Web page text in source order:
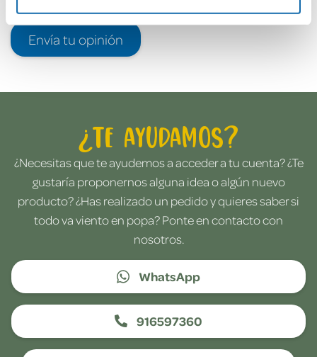
Envía tu opinión
¿Te ayudamos?
¿Necesitas que te ayudemos a acceder a tu cuenta? ¿Te
gustaría proponernos alguna idea o algún nuevo
producto? ¿Has realizado un pedido y quieres saber si
todo va viento en popa? Ponte en contacto con
nosotros.
WhatsApp
916597360